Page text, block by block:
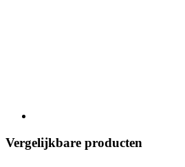
Vergelijkbare producten